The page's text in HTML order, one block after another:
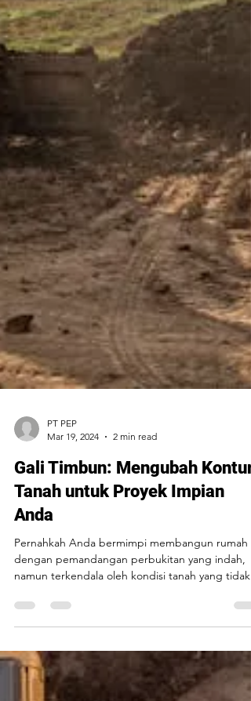
Mar 19, 2024
2 min read
Gali Timbun: Mengubah Kontur
Tanah untuk Proyek Impian
Anda
Pernahkah Anda bermimpi membangun rumah
namun terkendala oleh kondisi tanah yang tidak
rata?...